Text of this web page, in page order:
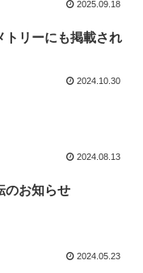
2025.09.18
トリーにも掲載され
2024.10.30
2024.08.13
のお知らせ
2024.05.23